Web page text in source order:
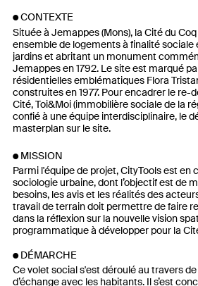
CONTEXTE
Située à Jemappes (Mons), la Cité du
ensemble de logements à finalité sociale
jardins et abritant un monument
Jemappes en 1792. Le site est marqué
résidentielles emblématiques Flora
construites en 1977. Pour encadrer le re-
Cité, Toi&Moi (immobilière sociale de la
confié à une équipe interdisciplinaire, le
masterplan sur le site.
MISSION
Parmi l'équipe de projet, CityTools est en
sociologie urbaine, dont l’objectif est de
besoins, les avis et les réalités des
travail de terrain doit permettre de faire
dans la réflexion sur la nouvelle vision
programmatique à développer pour la
DÉMARCHE
Ce volet social s'est déroulé au travers
d’échange avec les habitants. Il s’est